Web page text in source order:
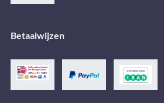
Betaalwijzen